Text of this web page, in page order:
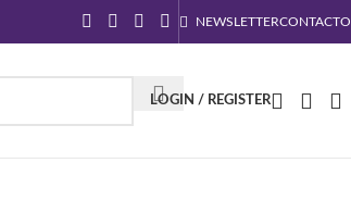
NEWSLETTERCONTACTO
LOGIN / REGISTER